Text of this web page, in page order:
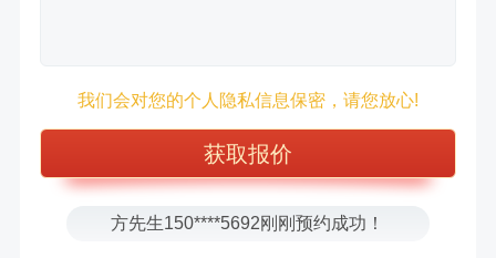
我们会对您的个人隐私信息保密，请您放心!
张先生131****7997刚刚预约成功！
方先生150****5692刚刚预约成功！
樊先生155****3710刚刚预约成功！